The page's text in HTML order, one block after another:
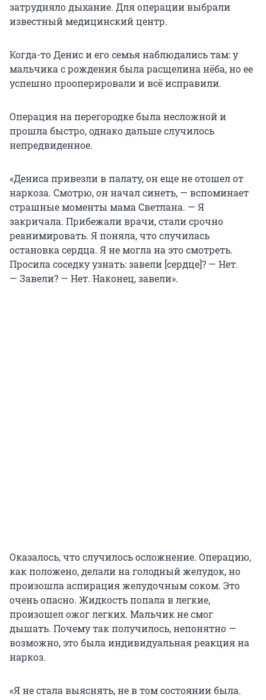
затрудняло дыхание. Для операции выбрали
известный медицинский центр.
Когда-то Денис и его семья наблюдались там: у
мальчика с рождения была расщелина нёба, но ее
успешно прооперировали и всё исправили.
Операция на перегородке была несложной и
прошла быстро, однако дальше случилось
непредвиденное.
«Дениса привезли в палату, он еще не отошел от
наркоза. Смотрю, он начал синеть, — вспоминает
страшные моменты мама Светлана. — Я
закричала. Прибежали врачи, стали срочно
реанимировать. Я поняла, что случилась
остановка сердца. Я не могла на это смотреть.
Просила соседку узнать: завели [сердце]? — Нет.
— Завели? — Нет. Наконец, завели».
Оказалось, что случилось осложнение. Операцию,
как положено, делали на голодный желудок, но
произошла аспирация желудочным соком. Это
очень опасно. Жидкость попала в легкие,
произошел ожог легких. Мальчик не смог
дышать. Почему так получилось, непонятно —
возможно, это была индивидуальная реакция на
наркоз.
«Я не стала выяснять, не в том состоянии была.